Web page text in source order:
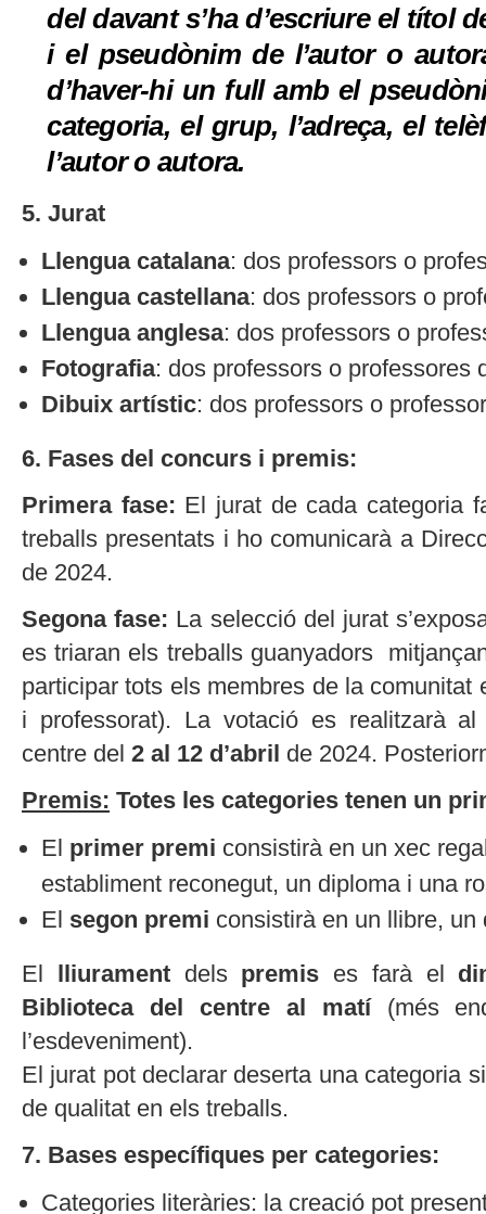
del davant s’ha d’escriure el títol
i el pseudònim de l’autor o
d’haver-hi un full amb el
categoria, el grup, l’adreça, el
l’autor o autora.
5. Jurat
Llengua catalana: dos professors o
Llengua castellana: dos professors o
Llengua anglesa: dos professors o
Fotografia: dos professors o professores
Dibuix artístic: dos professors o
6. Fases del concurs i premis:
Primera fase: El jurat de cada categoria
treballs presentats i ho comunicarà a
de 2024.
Segona fase: La selecció del jurat
es triaran els treballs guanyadors
participar tots els membres de la comunitat
i professorat). La votació es realitzarà
centre del 2 al 12 d’abril de 2024.
Premis: Totes les categories tenen un
El primer premi consistirà en un xec
establiment reconegut, un diploma i una
El segon premi consistirà en un llibre, un
El
lliuramentdels premis es farà el
Biblioteca del centre al matí(més
l’esdeveniment).
El jurat pot declarar deserta una categoria
de qualitat en els treballs.
7. Bases específiques per categories:
Categories literàries: la creació pot